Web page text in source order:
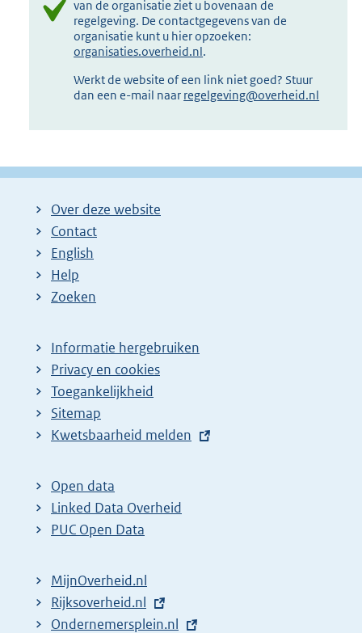
van de organisatie ziet u bovenaan de
regelgeving. De contactgegevens van de
organisatie kunt u hier opzoeken:
organisaties.overheid.nl.
Werkt de website of een link niet goed? Stuur
dan een e-mail naar regelgeving@overheid.nl
Over deze website
Contact
English
Help
Zoeken
Informatie hergebruiken
Privacy en cookies
Toegankelijkheid
Sitemap
E
t
e
r
l
i
Kwetsbaarheid melden
Open data
Linked Data Overheid
PUC Open Data
MijnOverheid.nl
E
x
Rijksoverheid.nl
E
Ondernemersplein.nl